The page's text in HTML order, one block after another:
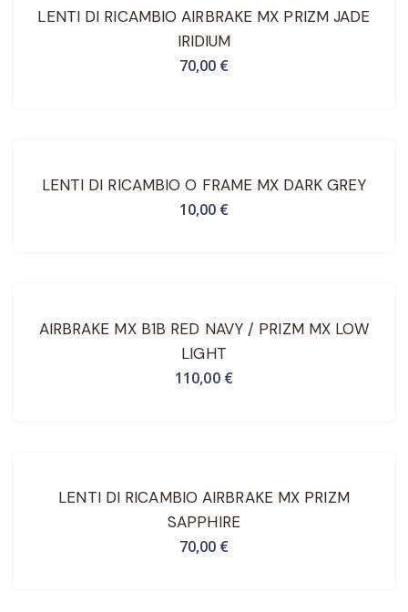
LENTI DI RICAMBIO AIRBRAKE MX PRIZM JADE
IRIDIUM
70,00 €
LENTI DI RICAMBIO O FRAME MX DARK GREY
10,00 €
AIRBRAKE MX B1B RED NAVY / PRIZM MX LOW
LIGHT
110,00 €
LENTI DI RICAMBIO AIRBRAKE MX PRIZM
SAPPHIRE
70,00 €